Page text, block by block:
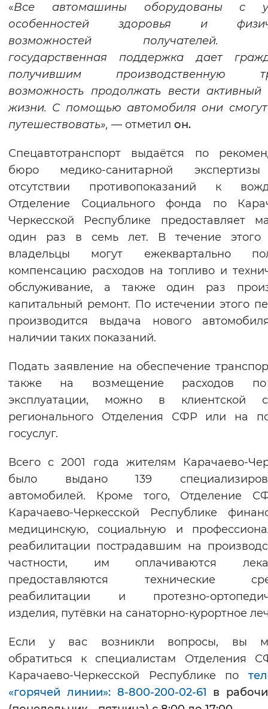
«Все автомашины оборудованы с
особенностей здоровья и
возможностей получателей.
государственная поддержка дает
получившим производственную
возможность продолжать вести активный
жизни. С помощью автомобиля они
путешествовать», — отметил он.
Спецавтотранспорт выдаётся по
бюро медико-санитарной
отсутствии противопоказаний к
Отделение Социального фонда по
Черкесской Республике предоставляет
один раз в семь лет. В течение этого
владельцы могут ежеквартально
компенсацию расходов на топливо и
обслуживание, а также один раз
капитальный ремонт. По истечении этого
производится выдача нового
наличии таких показаний.
Подать заявление на обеспечение
также на возмещение расходов
эксплуатации, можно в клиентской
регионального Отделения СФР или на
госуслуг.
Всего с 2001 года жителям Карачаево-
было выдано 139
автомобилей. Кроме того, Отделение
Карачаево-Черкесской Республике
медицинскую, социальную и
реабилитации пострадавшим на
частности, им оплачиваются
предоставляются технические
реабилитации и протезно-
изделия, путёвки на санаторно-курортное
Если у вас возникли вопросы, вы
обратиться к специалистам Отделения
Карачаево-Черкесской Республике по
«горячей линии»: 8-800-200-02-61 в